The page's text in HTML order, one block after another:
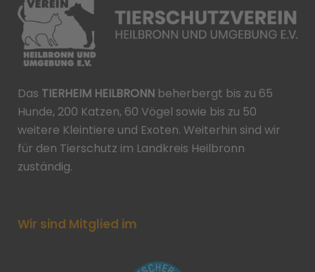
Das TIERHEIM HEILBRONN beherbergt bis zu 65
Hunde, 200 Katzen, 60 Vögel sowie bis zu 50
weitere Kleintiere und Exoten. Weiterhin sind wir
für den Tierschutz im Landkreis Heilbronn
zuständig.
Wir sind Mitglied im